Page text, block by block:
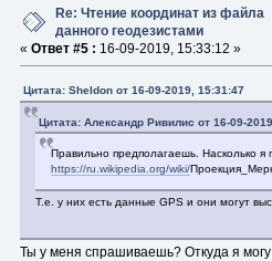
Re: Чтение координат из файла
данного геодезистами
« Ответ #5 : 16-09-2019, 15:33:12 »
Цитата: Sheldon от 16-09-2019, 15:31:47
Цитата: Александр Ривилис от 16-09-
Правильно предполагаешь. Насколько
https://ru.wikipedia.org/wiki/
Т.е. у них есть данные GPS и они могут
Ты у меня спрашиваешь? Откуда я